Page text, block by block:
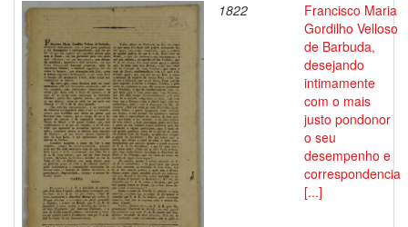
1822
Francisco Maria
Gordilho Velloso
de Barbuda,
desejando
intimamente
com o mais
justo pondonor
o seu
desempenho e
correspondencia
[...]